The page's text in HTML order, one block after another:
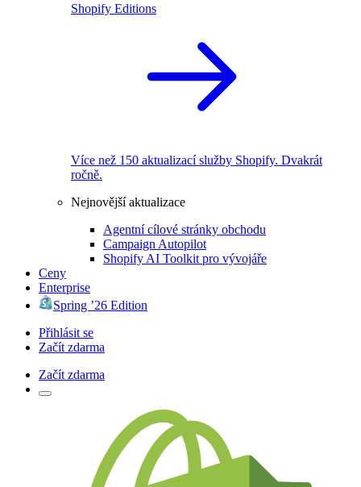
Shopify Editions
Více než 150 aktualizací služby Shopify. Dvakrát
ročně.
Nejnovější aktualizace
Agentní cílové stránky obchodu
Campaign Autopilot
Shopify AI Toolkit pro vývojáře
Ceny
Enterprise
Spring ’26 Edition
Přihlásit se
Začít zdarma
Začít zdarma